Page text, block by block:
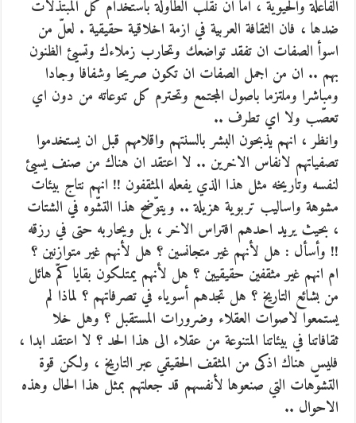
الفاعلة والحيوية ، اما ان نقلب الطاولة باستخدام كل المبتذلات
ضدها ، فان الثقافة العربية في ازمة اخلاقية حقيقية . لعلّ من
اسوأ الصفات ان تفقد تواضعك وتحارب زملاءك وتسيئ الظنون
بهم .. ان من اجمل الصفات ان تكون صريحا وشفافا وجادا
ومباشرا وملتزما باصول المجتمع وتحترم كل تنوعاته من دون اي
تعصّب ولا اي تطرف ..
وانظر ، انهم يذبحون البشر بالسنتهم واقلامهم قبل ان يستخدموا
تصفياتهم لانفاس الاخرين .. لا اعتقد ان هناك من صنف يسيئ
لنفسه وتاريخه مثل هذا الذي يفعله المثقفون !! انهم نتاج بيئات
مشوهة واساليب تربوية هزيلة .. ويتوّضح هذا التشّوه في الشتات
، بحيث يريد احدهم افتراس الاخر ، بل ويحاربه حتى في رزقه
!! وأسأل : هل لأنهم غير متجانسين ؟ هل لأنهم غير متوازنين ؟
ام انهم غير مثقفين حقيقيين ؟ هل لأنهم يمتلكون بقايا كمّ هائل
من بشائع التاريخ ؟ هل تجدهم أسوياء في تصرفاتهم ؟ لماذا لم
يستمعوا لاصوات العقلاء وضرورات المستقبل ؟ وهل خلا
ثقافاتنا في بيئاتنا المتنوعة من عقلاء الى هذا الحد ؟ لا اعتقد ابدا ،
فليس هناك اذكى من المثقف الحقيقي عبر التاريخ ، ولكن قوة
التشوّهات التي صنعوها لأنفسهم قد جعلتهم بمثل هذا الحال وهذه
الاحوال ..